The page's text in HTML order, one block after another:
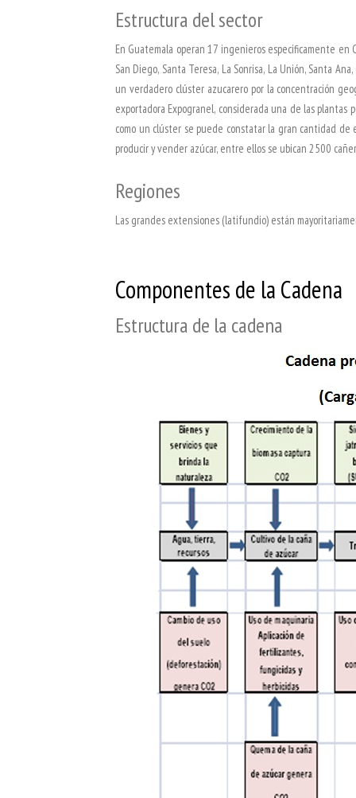
Estructura del sector
En Guatemala operan 17 ingenieros especificamente en
San Diego, Santa Teresa, La Sonrisa, La Unión, Santa
un verdadero clúster azucarero por la concentración
exportadora Expogranel, considerada una de las
como un clúster se puede constatar la gran cantidad de
producir y vender azúcar, entre ellos se ubican 2500
Regiones
Las grandes extensiones (latifundio) están
Componentes de la Cadena
Estructura de la cadena